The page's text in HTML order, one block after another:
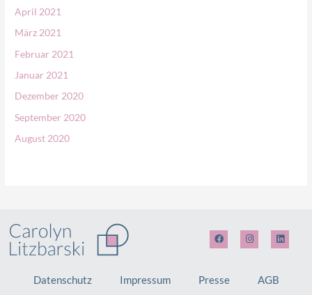
April 2021
März 2021
Februar 2021
Januar 2021
Dezember 2020
September 2020
August 2020
F
a
c
o
I
n
s
L
i
n
Datenschutz Impressum Presse AGB